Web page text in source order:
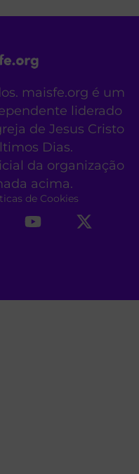
maisfe.org é um
liderado
de Jesus Cristo
Dias.
da organização
acima.
de Cookies